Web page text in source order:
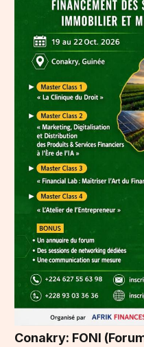
Conakry: FONI